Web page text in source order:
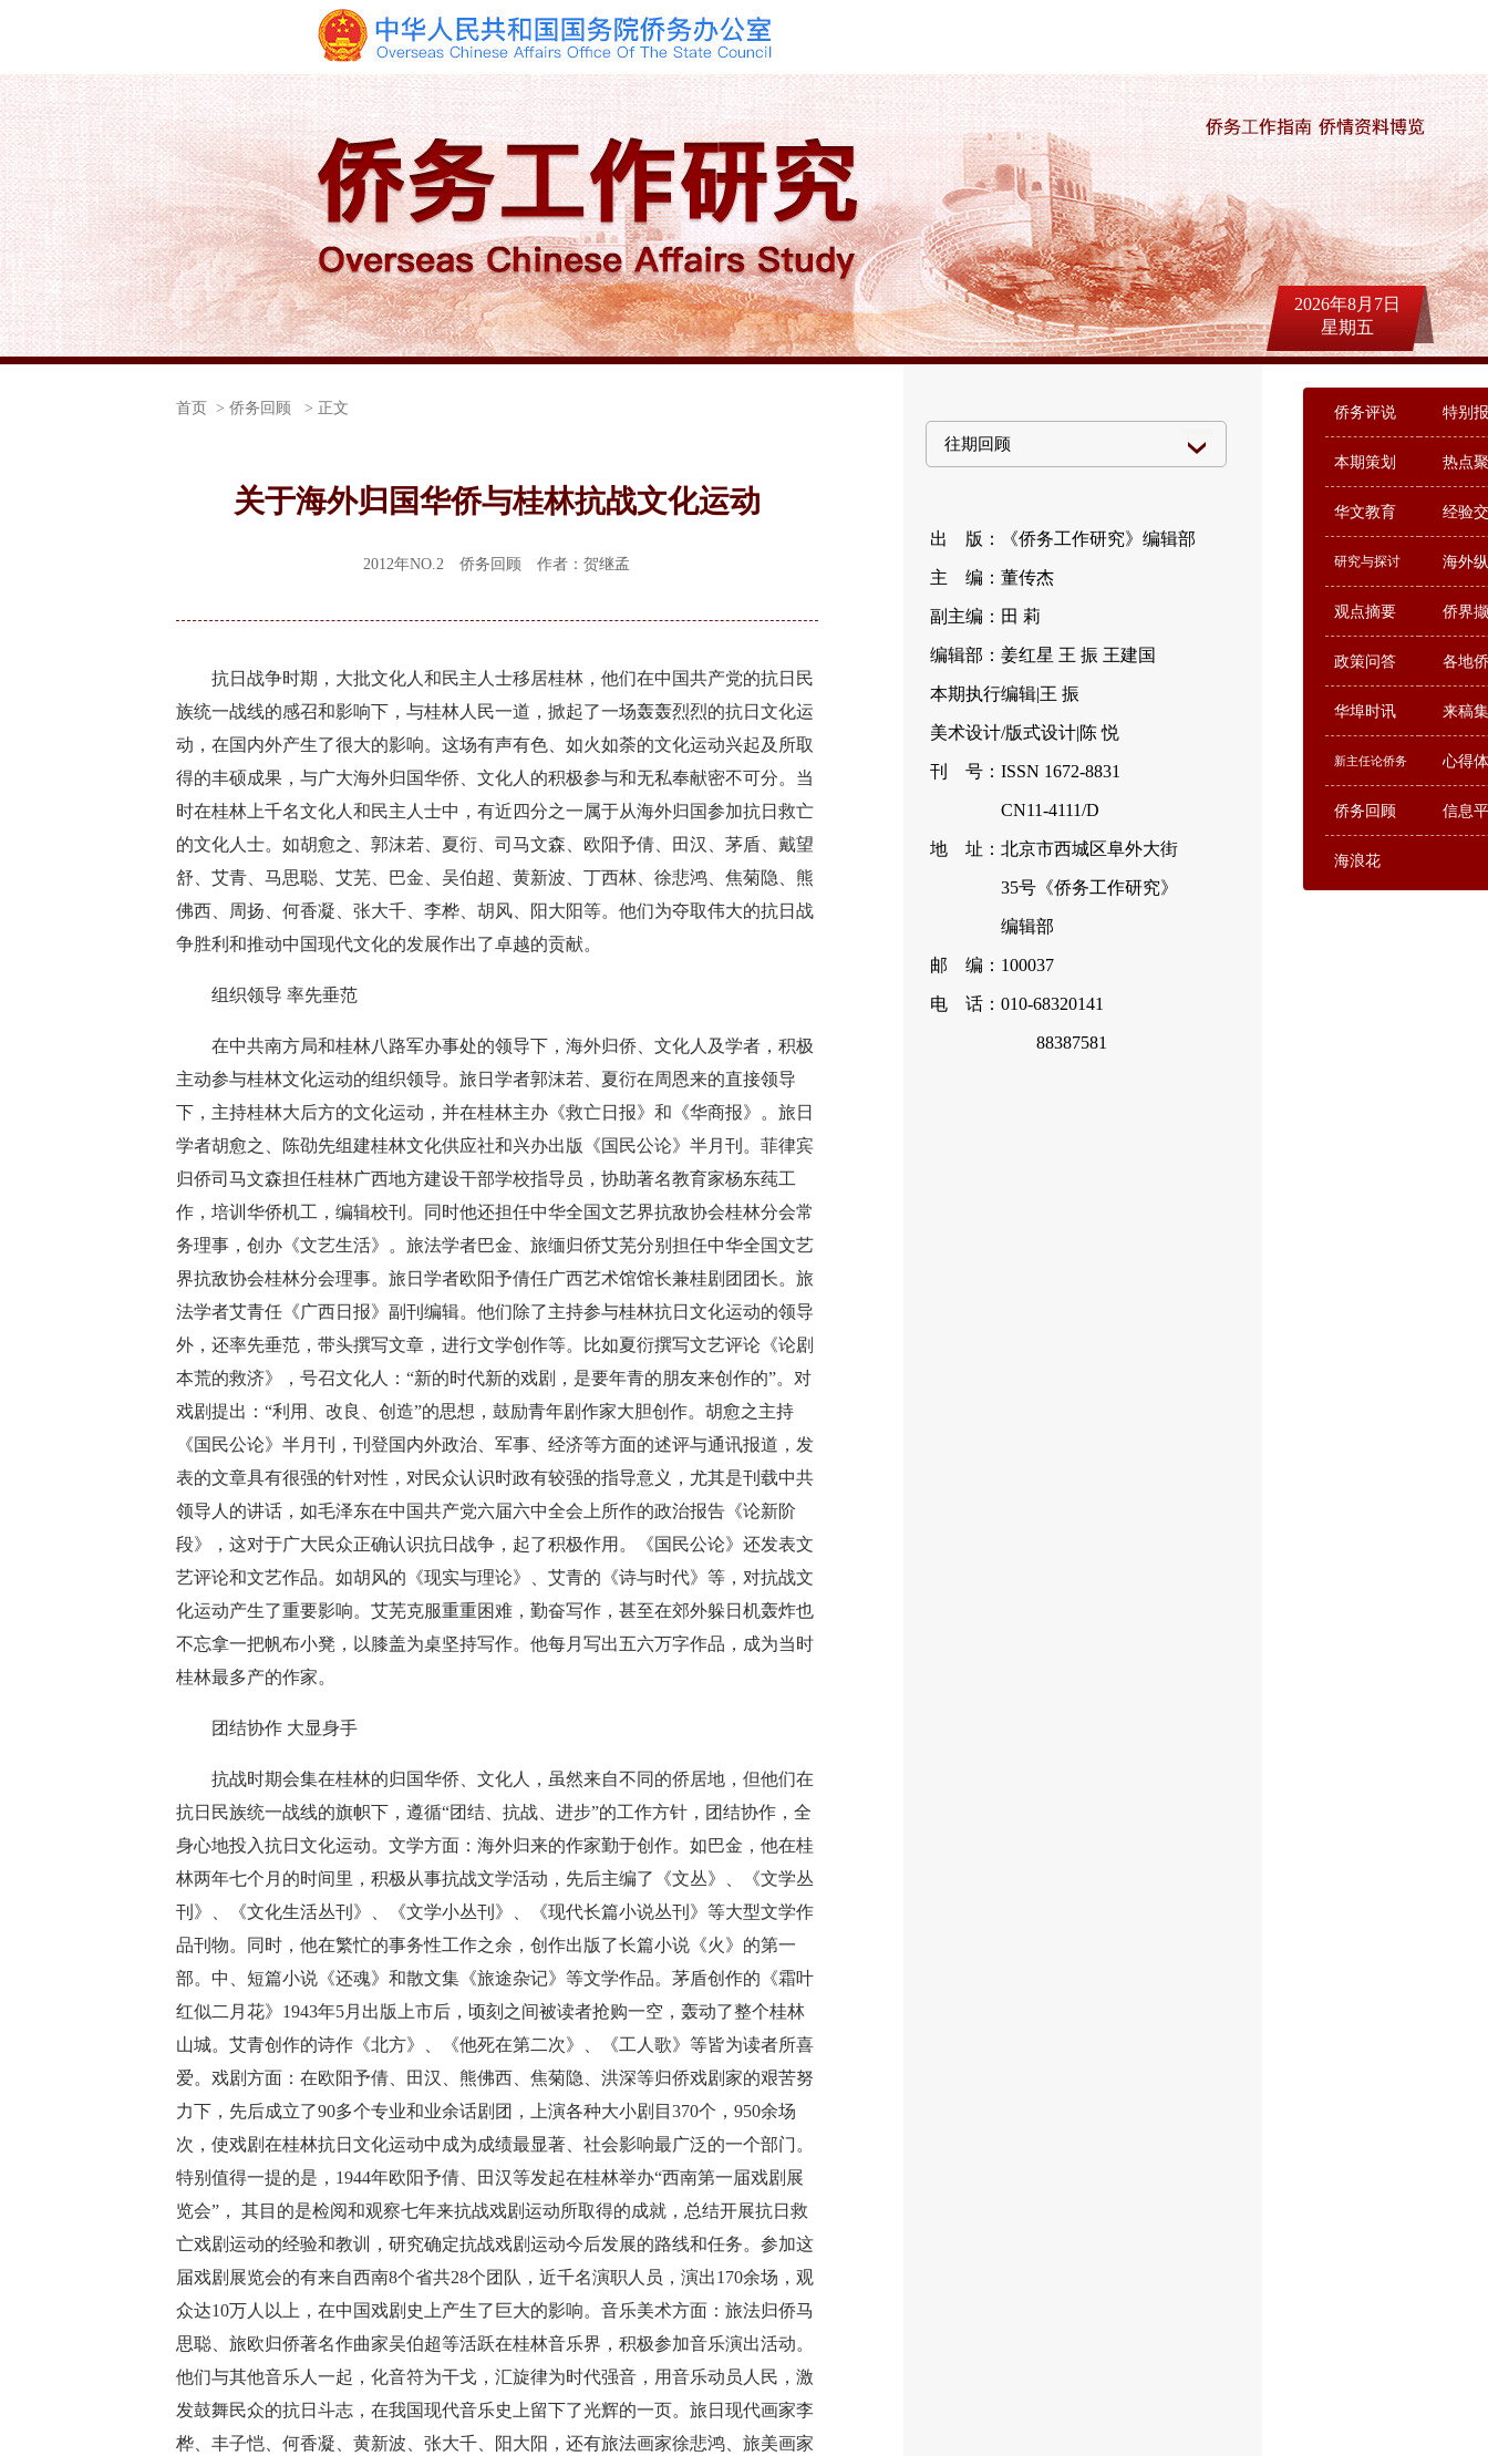
2026年8月7日
星期五
侨务评说 特别
本期策划 热点
华文教育 经验
研究与探讨 海外
观点摘要 侨界
政策问答 各地
华埠时讯 来稿
新主任论侨务 心得
侨务回顾 信息
海浪花
首页 > 侨务回顾 > 正文
关于海外归国华侨与桂林抗战文化运动
2012年NO.2 侨务回顾 作者：贺继孟
抗日战争时期，大批文化人和民主人士移居桂林，他们在中国共产党的抗日民
族统一战线的感召和影响下，与桂林人民一道，掀起了一场轰轰烈烈的抗日文化运
动，在国内外产生了很大的影响。这场有声有色、如火如荼的文化运动兴起及所取
得的丰硕成果，与广大海外归国华侨、文化人的积极参与和无私奉献密不可分。当
时在桂林上千名文化人和民主人士中，有近四分之一属于从海外归国参加抗日救亡
的文化人士。如胡愈之、郭沫若、夏衍、司马文森、欧阳予倩、田汉、茅盾、戴望
舒、艾青、马思聪、艾芜、巴金、吴伯超、黄新波、丁西林、徐悲鸿、焦菊隐、熊
佛西、周扬、何香凝、张大千、李桦、胡风、阳大阳等。他们为夺取伟大的抗日战
争胜利和推动中国现代文化的发展作出了卓越的贡献。
组织领导 率先垂范
在中共南方局和桂林八路军办事处的领导下，海外归侨、文化人及学者，积极
主动参与桂林文化运动的组织领导。旅日学者郭沫若、夏衍在周恩来的直接领导
下，主持桂林大后方的文化运动，并在桂林主办《救亡日报》和《华商报》。旅日
学者胡愈之、陈劭先组建桂林文化供应社和兴办出版《国民公论》半月刊。菲律宾
归侨司马文森担任桂林广西地方建设干部学校指导员，协助著名教育家杨东莼工
作，培训华侨机工，编辑校刊。同时他还担任中华全国文艺界抗敌协会桂林分会常
务理事，创办《文艺生活》。旅法学者巴金、旅缅归侨艾芜分别担任中华全国文艺
界抗敌协会桂林分会理事。旅日学者欧阳予倩任广西艺术馆馆长兼桂剧团团长。旅
法学者艾青任《广西日报》副刊编辑。他们除了主持参与桂林抗日文化运动的领导
外，还率先垂范，带头撰写文章，进行文学创作等。比如夏衍撰写文艺评论《论剧
本荒的救济》，号召文化人：“新的时代新的戏剧，是要年青的朋友来创作的”。对
戏剧提出：“利用、改良、创造”的思想，鼓励青年剧作家大胆创作。胡愈之主持
《国民公论》半月刊，刊登国内外政治、军事、经济等方面的述评与通讯报道，发
表的文章具有很强的针对性，对民众认识时政有较强的指导意义，尤其是刊载中共
领导人的讲话，如毛泽东在中国共产党六届六中全会上所作的政治报告《论新阶
段》，这对于广大民众正确认识抗日战争，起了积极作用。《国民公论》还发表文
艺评论和文艺作品。如胡风的《现实与理论》、艾青的《诗与时代》等，对抗战文
化运动产生了重要影响。艾芜克服重重困难，勤奋写作，甚至在郊外躲日机轰炸也
不忘拿一把帆布小凳，以膝盖为桌坚持写作。他每月写出五六万字作品，成为当时
桂林最多产的作家。
团结协作 大显身手
抗战时期会集在桂林的归国华侨、文化人，虽然来自不同的侨居地，但他们在
抗日民族统一战线的旗帜下，遵循“团结、抗战、进步”的工作方针，团结协作，全
身心地投入抗日文化运动。文学方面：海外归来的作家勤于创作。如巴金，他在桂
林两年七个月的时间里，积极从事抗战文学活动，先后主编了《文丛》、《文学丛
刊》、《文化生活丛刊》、《文学小丛刊》、《现代长篇小说丛刊》等大型文学作
品刊物。同时，他在繁忙的事务性工作之余，创作出版了长篇小说《火》的第一
部。中、短篇小说《还魂》和散文集《旅途杂记》等文学作品。茅盾创作的《霜叶
红似二月花》1943年5月出版上市后，顷刻之间被读者抢购一空，轰动了整个桂林
山城。艾青创作的诗作《北方》、《他死在第二次》、《工人歌》等皆为读者所喜
爱。戏剧方面：在欧阳予倩、田汉、熊佛西、焦菊隐、洪深等归侨戏剧家的艰苦努
力下，先后成立了90多个专业和业余话剧团，上演各种大小剧目370个，950余场
次，使戏剧在桂林抗日文化运动中成为成绩最显著、社会影响最广泛的一个部门。
特别值得一提的是，1944年欧阳予倩、田汉等发起在桂林举办“西南第一届戏剧展
览会”， 其目的是检阅和观察七年来抗战戏剧运动所取得的成就，总结开展抗日救
亡戏剧运动的经验和教训，研究确定抗战戏剧运动今后发展的路线和任务。参加这
届戏剧展览会的有来自西南8个省共28个团队，近千名演职人员，演出170余场，观
众达10万人以上，在中国戏剧史上产生了巨大的影响。音乐美术方面：旅法归侨马
思聪、旅欧归侨著名作曲家吴伯超等活跃在桂林音乐界，积极参加音乐演出活动。
他们与其他音乐人一起，化音符为干戈，汇旋律为时代强音，用音乐动员人民，激
发鼓舞民众的抗日斗志，在我国现代音乐史上留下了光辉的一页。旅日现代画家李
桦、丰子恺、何香凝、黄新波、张大千、阳大阳，还有旅法画家徐悲鸿、旅美画家
出 版：《侨务工作研究》编辑部
主 编：董传杰
副主编：田 莉
编辑部：姜红星 王 振 王建国
本期执行编辑|王 振
美术设计/版式设计|陈 悦
刊 号：ISSN 1672-8831
CN11-4111/D
地 址：北京市西城区阜外大街
35号《侨务工作研究》
编辑部
邮 编：100037
电 话：010-68320141
88387581